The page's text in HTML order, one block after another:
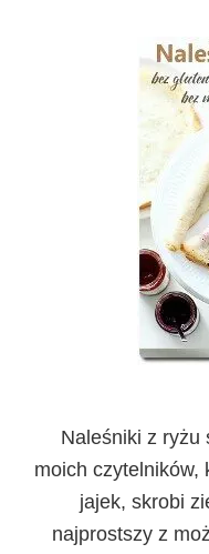
Naleśniki z ryżu
moich czytelników,
jajek, skrobi
najprostszy z